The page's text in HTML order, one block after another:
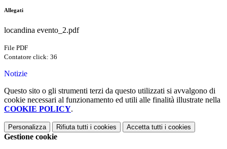
Allegati
locandina evento_2.pdf
File PDF
Contatore click: 36
Notizie
Questo sito o gli strumenti terzi da questo utilizzati si avvalgono di
cookie necessari al funzionamento ed utili alle finalità illustrate nella
COOKIE POLICY.
Personalizza Rifiuta tutti i cookies Accetta tutti i cookies
Gestione cookie